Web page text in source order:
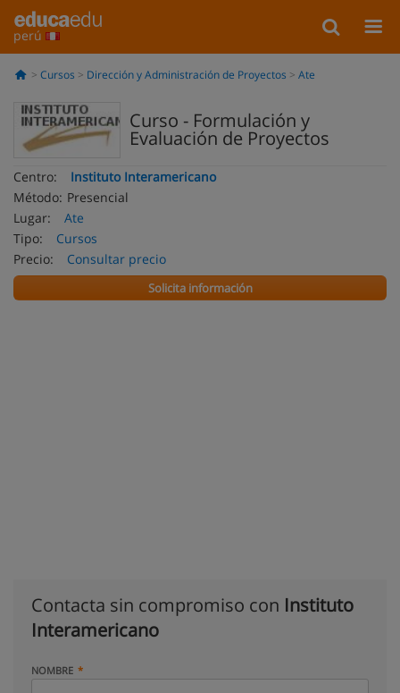
perú
Cursos Dirección y Administración de Proyectos Ate
Curso - Formulación y
Evaluación de Proyectos
Centro:
Instituto Interamericano
Método: Presencial
Lugar:
Ate
Tipo:
Cursos
Precio:
Consultar precio
Solicita información
Contacta sin compromiso con Instituto
Interamericano
NOMBRE